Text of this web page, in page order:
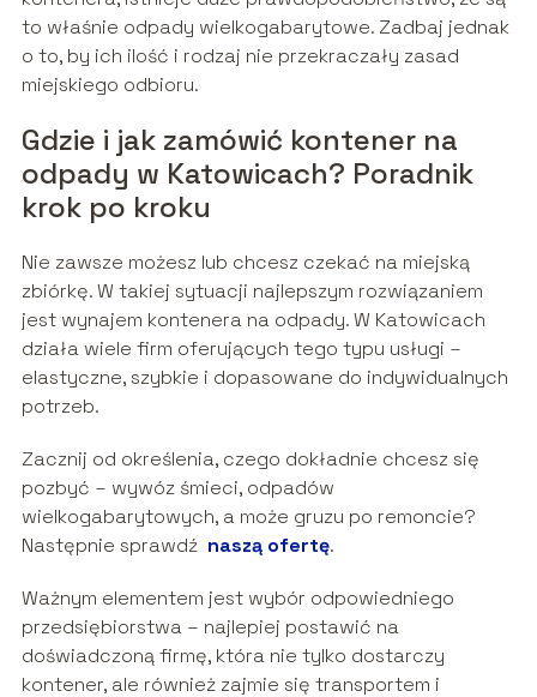
to właśnie odpady wielkogabarytowe. Zadbaj jednak
o to, by ich ilość i rodzaj nie przekraczały zasad
miejskiego odbioru.
Gdzie i jak zamówić kontener na
odpady w Katowicach? Poradnik
krok po kroku
Nie zawsze możesz lub chcesz czekać na miejską
zbiórkę. W takiej sytuacji najlepszym rozwiązaniem
jest wynajem kontenera na odpady. W Katowicach
działa wiele firm oferujących tego typu usługi –
elastyczne, szybkie i dopasowane do indywidualnych
potrzeb.
Zacznij od określenia, czego dokładnie chcesz się
pozbyć – wywóz śmieci, odpadów
wielkogabarytowych, a może gruzu po remoncie?
Następnie sprawdź naszą ofertę.
Ważnym elementem jest wybór odpowiedniego
przedsiębiorstwa – najlepiej postawić na
doświadczoną firmę, która nie tylko dostarczy
kontener, ale również zajmie się transportem i